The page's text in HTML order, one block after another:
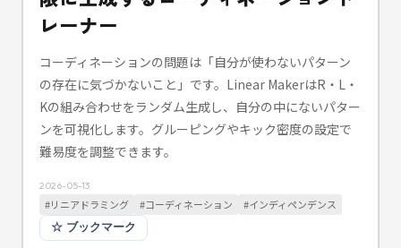
レーナー
コーディネーションの問題は「自分が使わないパターン
の存在に気づかないこと」です。Linear MakerはR・L・
Kの組み合わせをランダム生成し、自分の中にないパター
ンを可視化します。グルーピングやキック密度の設定で
難易度を調整できます。
2026-05-13
#リニアドラミング #コーディネーション #インディペンデンス
☆ ブックマーク